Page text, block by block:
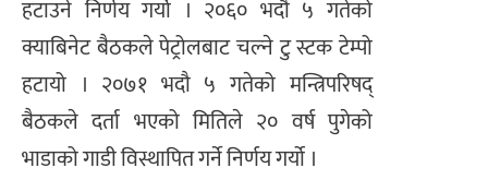
हटाउने निर्णय गर्यो । २०६० भदौ ५ गतेको
क्याबिनेट बैठकले पेट्रोलबाट चल्ने टु स्टक टेम्पो
हटायो । २०७१ भदौ ५ गतेको मन्त्रिपरिषद्
बैठकले दर्ता भएको मितिले २० वर्ष पुगेको
भाडाको गाडी विस्थापित गर्ने निर्णय गर्यो ।